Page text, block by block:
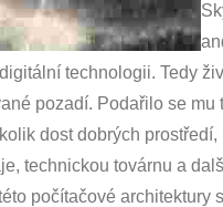
technologii. Tedy
pozadí. Podařilo se mu
dost dobrých prostředí,
technickou továrnu a
počítačové architektury